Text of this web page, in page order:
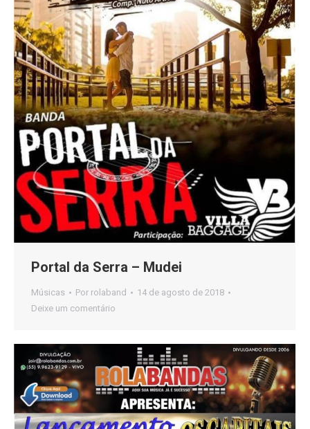
Portal da Serra – Mudei
Músicas Por rolaband
14 de agosto de 2018
Deixe um comentário